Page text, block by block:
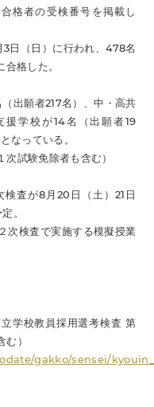
格者の受検番号を掲載し
日（日）に行われ、478名
格した。
出願者217名）、中・高共
援学校が14名（出願者19
なっている。
試験免除者も含む）
査が8月20日（土）21日
。
次検査で実施する模擬授業
学校教員採用選考検査 第
）
gakko/sensei/